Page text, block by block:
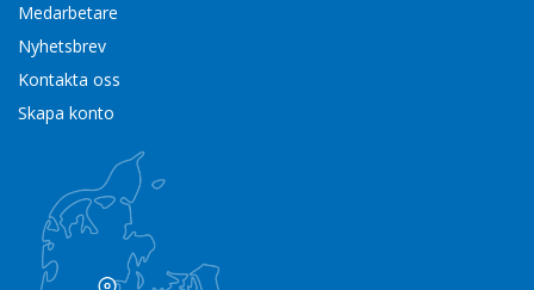
Medarbetare
Nyhetsbrev
Kontakta oss
Skapa konto